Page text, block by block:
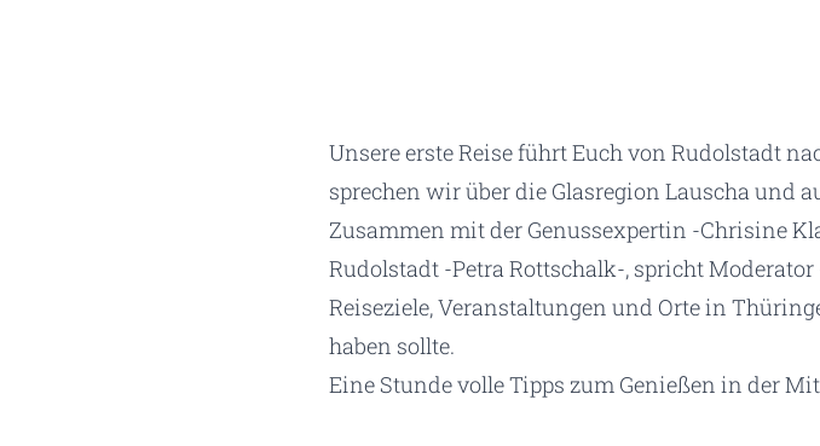
Unsere erste Reise führt Euch von Rudolstadt
sprechen wir über die Glasregion Lauscha und
Zusammen mit der Genussexpertin -Chrisine
Rudolstadt -Petra Rottschalk-, spricht
Reiseziele, Veranstaltungen und Orte in
haben sollte.
Eine Stunde volle Tipps zum Genießen in der